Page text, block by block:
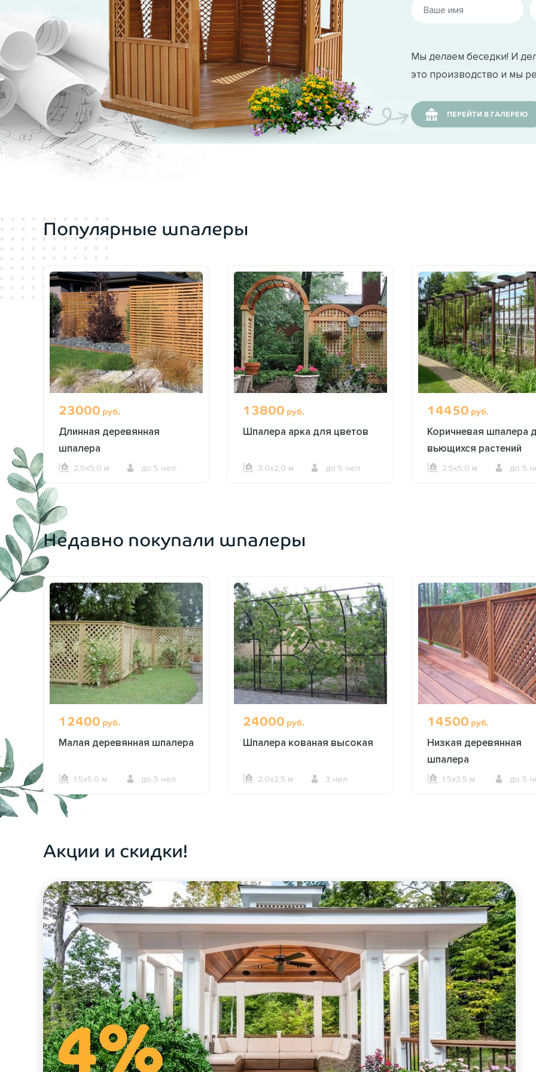
Мы делаем беседки! И
это производство и мы
ПЕРЕЙТИ В ГАЛЕРЕЮ
Популярные шпалеры
23000 руб.
Длинная деревянная
шпалера
2,0х5,0 м. до 5 чел.
13800 руб.
Шпалера арка для цветов
3,0х2,0 м. до 5 чел.
14450 руб.
Коричневая шпалера
вьющихся растений
2,5х5,0 м. до 5
Недавно покупали шпалеры
12400 руб.
Малая деревянная шпалера
1,5х5,0 м. до 5 чел.
24000 руб.
Шпалера кованая высокая
2,0х2,5 м. 3 чел.
14500 руб.
Низкая деревянная
шпалера
1,5х3,5 м. до 5
Акции и скидки!